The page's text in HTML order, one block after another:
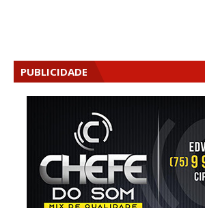
PUBLICIDADE